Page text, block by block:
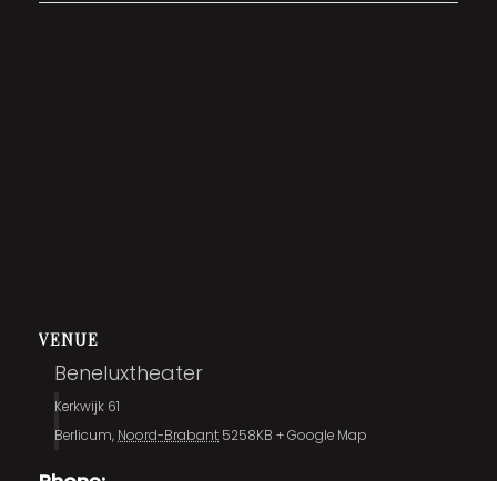
VENUE
Beneluxtheater
Kerkwijk 61
Berlicum, Noord-Brabant 5258KB + Google Map